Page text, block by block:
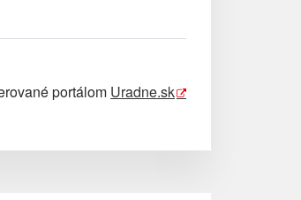
portálom Uradne.sk